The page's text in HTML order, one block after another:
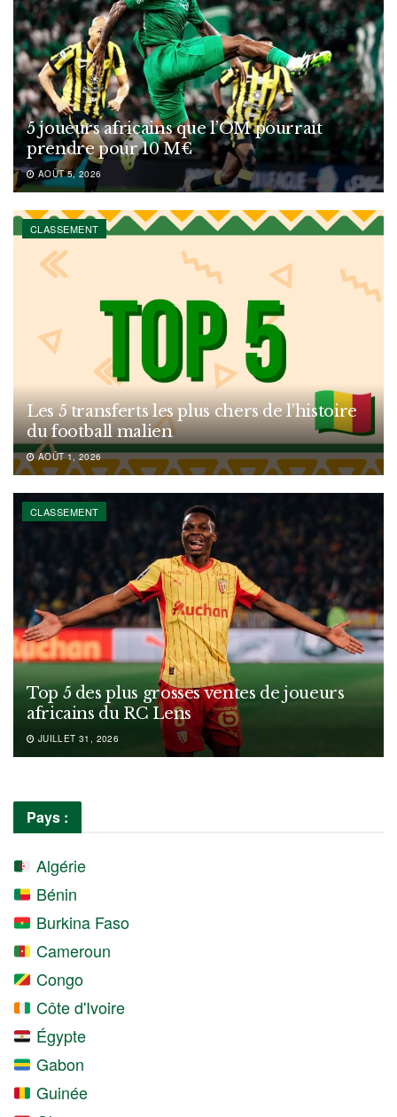
5 joueurs africains que l’OM pourrait
prendre pour 10 M€
AOÛT 5, 2026
CLASSEMENT
Les 5 transferts les plus chers de l’histoire
du football malien
AOÛT 1, 2026
CLASSEMENT
Top 5 des plus grosses ventes de joueurs
africains du RC Lens
JUILLET 31, 2026
Pays :
Algérie
Bénin
Burkina Faso
Cameroun
Congo
Côte d'Ivoire
Égypte
Gabon
Guinée